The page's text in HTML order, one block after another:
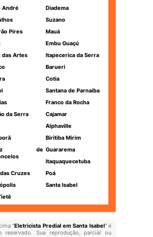
André
Diadema
Suzano
Pires
Mauá
Embu Guaçú
das Artes
Itapecerica da Serra
Barueri
Cotia
Santana de Parnaíba
Franco da Rocha
da Serra
Cajamar
Alphaville
Biritiba Mirim
de Guararema
Itaquaquecetuba
Cruzes
Poá
Santa Isabel
"Eletricista Predial em Santa Isabel" é
reservado. Sua reprodução, parcial ou